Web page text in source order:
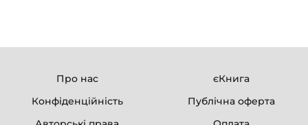
Про нас
єКнига
Конфіденційність
Публічна оферта